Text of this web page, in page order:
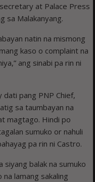
at Palace Press
sa Malakanyang.
natin na mismong
kaso o complaint na
ang sinabi pa rin ni
dati pang PNP Chief,
sa taumbayan na
magtago. Hindi po
sumuko or nahuli
pa rin ni Castro.
siyang balak na sumuko
lamang sakaling